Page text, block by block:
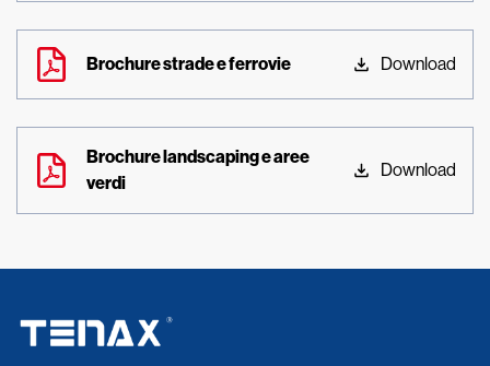
Brochure strade e ferrovie Download
Brochure landscaping e aree
verdi
Download